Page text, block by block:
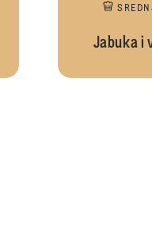
Jabuka i